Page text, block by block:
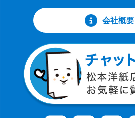
会社概要